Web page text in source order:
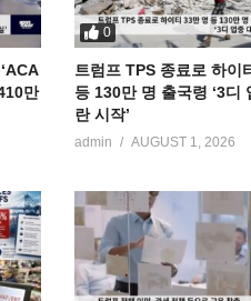
만
0
트럼프 TPS 종료로 하이
등 130만 명 출국령 ‘3디
란 시작’
admin AUGUST 1, 2026